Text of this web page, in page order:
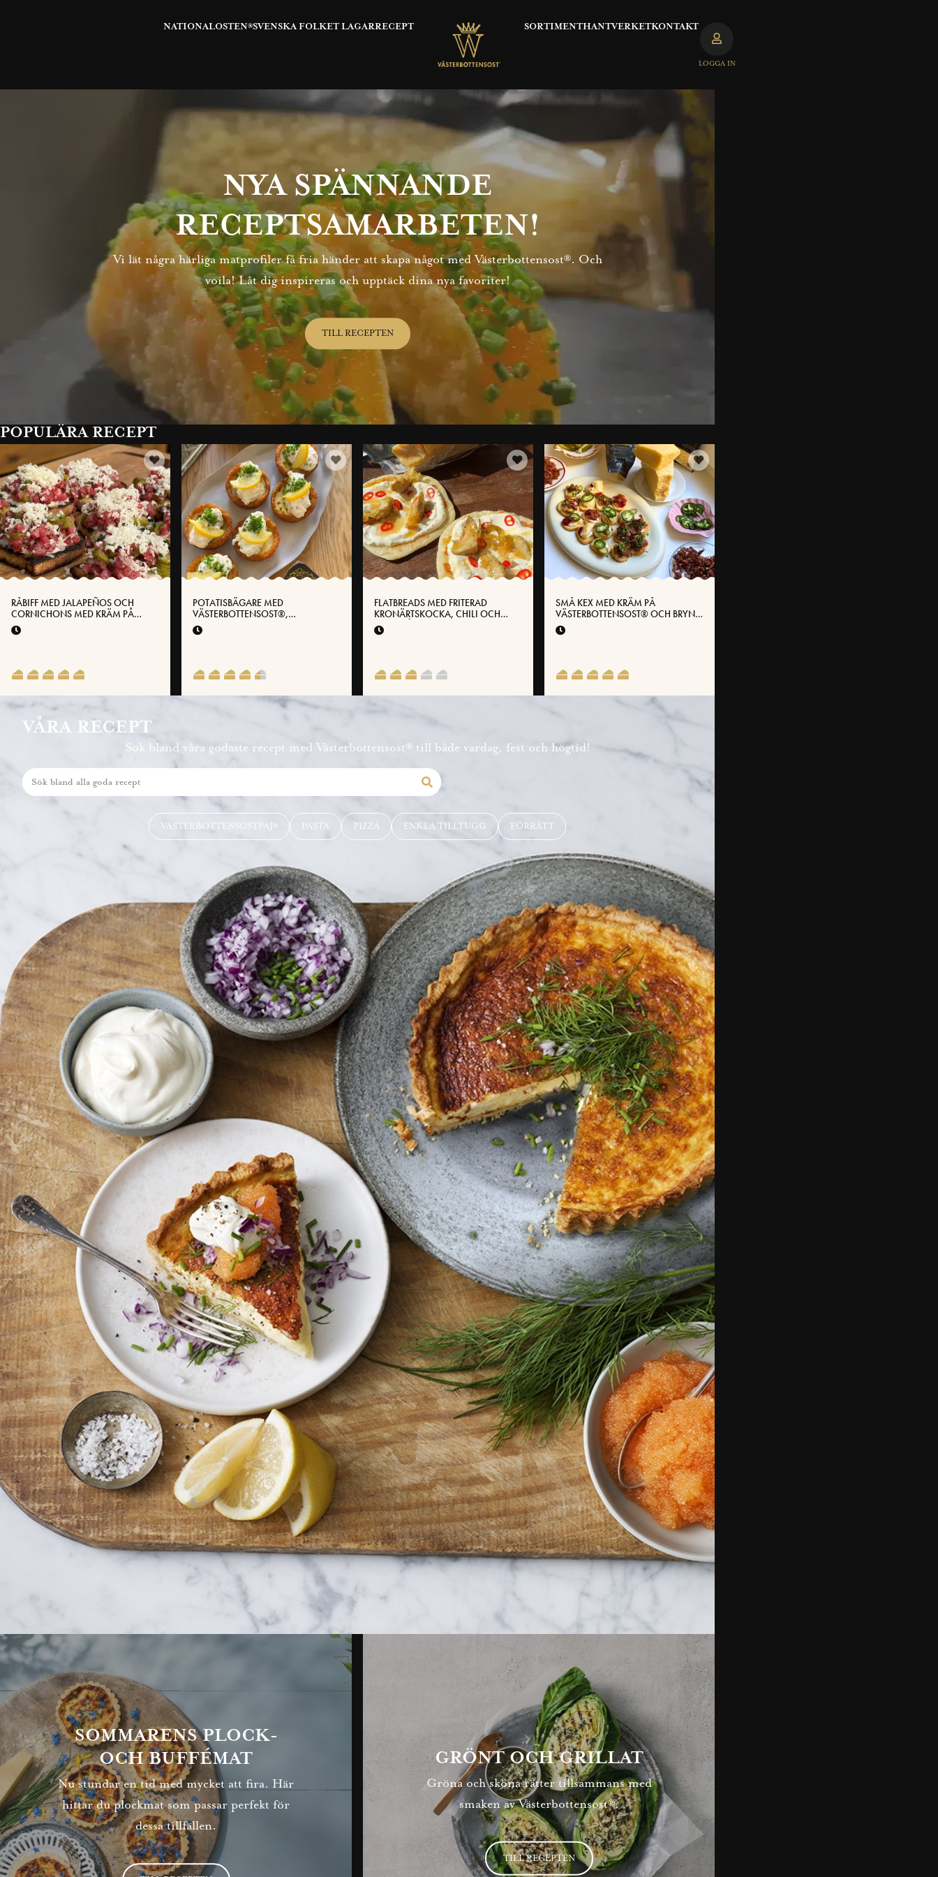
RECEPT
SVENSKA FOLKET LAGAR
NATIONALOSTEN® SORTIMENTHANTVERKETKONTAKT
LOGGA IN
NYA SPÄNNANDE
RECEPTSAMARBETEN!
Vi lät några härliga matprofiler få fria händer att skapa något med Västerbottensost®. Och
voila! Låt dig inspireras och upptäck dina nya favoriter!
TILL RECEPTEN
POPULÄRA RECEPT
RÅBIFF MED JALAPEÑOS OCH
CORNICHONS MED KRÄM PÅ
VÄSTERBOTTENSOST®
POTATISBÄGARE MED
VÄSTERBOTTENSOST®,
SKAGENRÖRA OCH INLAGD
CITRON
FLATBREADS MED FRITERAD
KRONÄRTSKOCKA, CHILI OCH
KRÄM PÅ VÄSTERBOTTENSOST®
SMÅ KEX MED KRÄM PÅ
VÄSTERBOTTENSOST® OCH BRYNT
SMÖR
VÅRA RECEPT
Sök bland våra godaste recept med Västerbottensost® till både vardag, fest och högtid!
VÄSTERBOTTENSOSTPAJ® PASTA PIZZA ENKLA TILLTUGG FÖRRÄTT
SOMMARENS PLOCK-
OCH BUFFÉMAT
Nu stundar en tid med mycket att fira. Här
hittar du plockmat som passar perfekt för
dessa tillfällen.
GRÖNT OCH GRILLAT
Gröna och sköna rätter tillsammans med
smaken av Västerbottensost®.
TILL RECEPTEN